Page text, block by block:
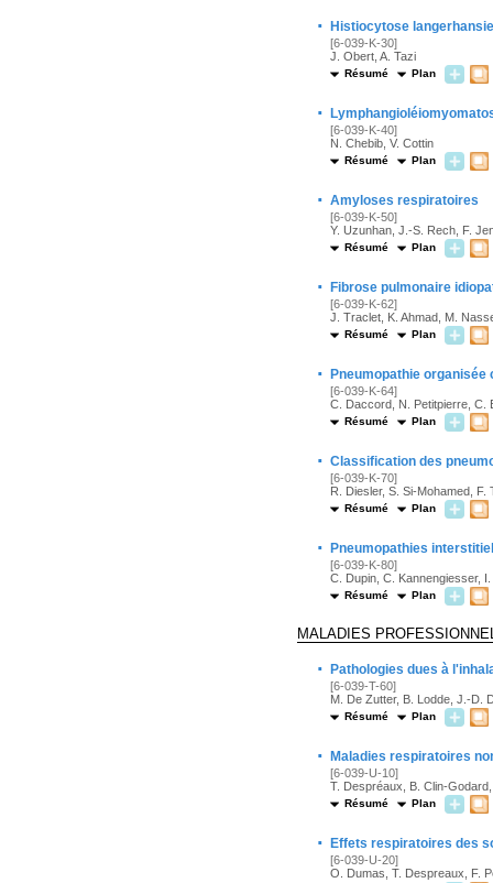
· Histiocytose
[6-039-K-30]
J. Obert, A. Tazi
Résumé Plan
·
[6-039-K-40]
N. Chebib, V. Cottin
Résumé Plan
· Amyloses respiratoires
[6-039-K-50]
Y. Uzunhan, J.-S. Rech, F.
Résumé Plan
· Fibrose pulmonaire
[6-039-K-62]
J. Traclet, K. Ahmad, M.
Résumé Plan
· Pneumopathie
[6-039-K-64]
C. Daccord, N. Petitpierre, C.
Résumé Plan
· Classification des
[6-039-K-70]
R. Diesler, S. Si-Mohamed, F.
Résumé Plan
· Pneumopathies
[6-039-K-80]
C. Dupin, C. Kannengiesser,
Résumé Plan
MALADIES
· Pathologies dues à
[6-039-T-60]
M. De Zutter, B. Lodde, J.-D.
Résumé Plan
· Maladies respiratoires
[6-039-U-10]
T. Despréaux, B. Clin-
Résumé Plan
· Effets respiratoires des
[6-039-U-20]
O. Dumas, T. Despreaux, F.